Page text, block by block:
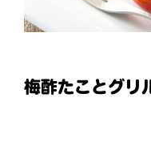
梅酢たことグリ